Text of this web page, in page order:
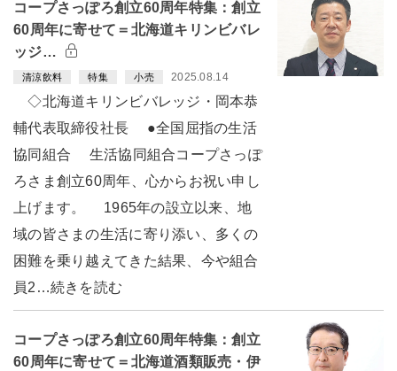
コープさっぽろ創立60周年特集：創立
60周年に寄せて＝北海道キリンビバレ
ッジ…
清涼飲料 特集 小売 2025.08.14
◇北海道キリンビバレッジ・岡本恭
輔代表取締役社長 ●全国屈指の生活
協同組合 生活協同組合コープさっぽ
ろさま創立60周年、心からお祝い申し
上げます。 1965年の設立以来、地
域の皆さまの生活に寄り添い、多くの
困難を乗り越えてきた結果、今や組合
員2…続きを読む
コープさっぽろ創立60周年特集：創立
60周年に寄せて＝北海道酒類販売・伊